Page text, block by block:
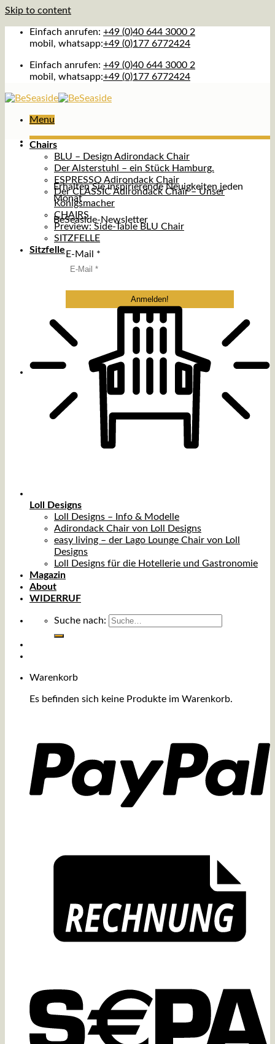
Skip to content
Einfach anrufen: +49 (0)40 644 3000 2
mobil, whatsapp:+49 (0)177 6772424
Einfach anrufen: +49 (0)40 644 3000 2
mobil, whatsapp:+49 (0)177 6772424
Menu
Erhalten Sie inspirierende Neuigkeiten jeden
Monat
BeSeaside-Newsletter
E-Mail *
Chairs
BLU – Design Adirondack Chair
Der Alsterstuhl – ein Stück Hamburg.
ESPRESSO Adirondack Chair
Der CLASSIC Adirondack Chair – Unser
Königsmacher
CHAIRS
Preview: Side-Table BLU Chair
SITZFELLE
Sitzfelle
Loll Designs
Loll Designs – Info & Modelle
Adirondack Chair von Loll Designs
easy living – der Lago Lounge Chair von Loll
Designs
Loll Designs für die Hotellerie und Gastronomie
Magazin
About
WIDERRUF
Suche nach:
Warenkorb
Es befinden sich keine Produkte im Warenkorb.